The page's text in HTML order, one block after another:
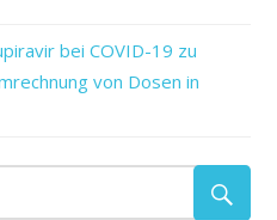
bei COVID-19 zu
von Dosen in